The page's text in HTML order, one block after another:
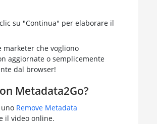
su "Continua" per elaborare il
che vogliono
aggiornate o semplicemente
dal browser!
Metadata2Go?
Remove Metadata
il video online.